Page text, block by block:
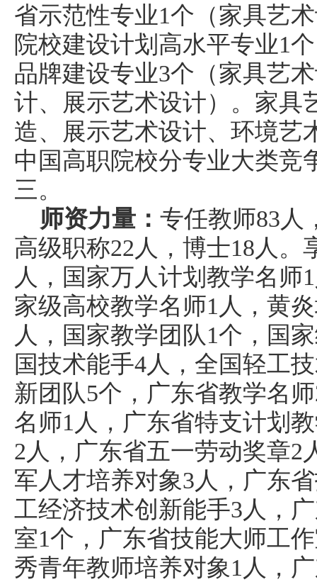
省示范性专业1个（家具艺
院校建设计划高水平专业1
品牌建设专业3个（家具艺
计、展示艺术设计） 。家具
造、展示艺术设计、环境艺
中国高职院校分专业大类竞
三。
师资力量： 专任教师83人
高级职称22人 ，博士18人。
人，国家万人计划教学名师
家级高校教学名师1人， 黄
人， 国家教学团队1个，国
国技术能手4人， 全国轻工
新团队5个，广东省教学名师
名师1人，广东省特支计划
2人，广东省五一劳动奖章2
军人才培养对象3人，广东
工经济技术创新能手3人，
室1个，广东省技能大师工
秀青年教师培养对象1人，